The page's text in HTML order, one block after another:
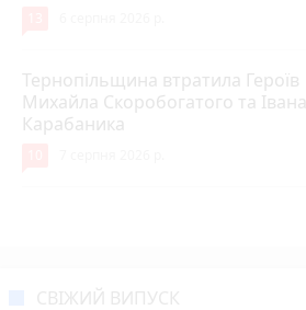
Тернопільщина втратила Героїв
Михайла Скоробогатого та Івана
Карабаника